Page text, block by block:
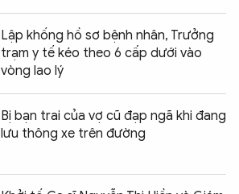
Lập khống hồ sơ bệnh nhân, Trưởng
trạm y tế kéo theo 6 cấp dưới vào
vòng lao lý
Bị bạn trai của vợ cũ đạp ngã khi đang
lưu thông xe trên đường